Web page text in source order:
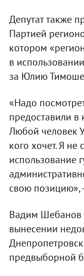
Депутат также
Партией
котором
в
за Юлию
«Надо
предоставили в
Любой человек
кого хочет. Я не
использование
свою позицию»,
Вадим Шебанов
вынесении
предвыборной